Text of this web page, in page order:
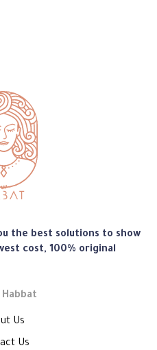
متجر
هبّات
the best solutions to show
cost, 100% original.
Us
Us